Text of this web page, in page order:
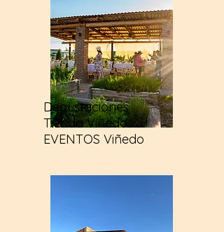
Degustaciones
Tienda Viñedo
EVENTOS Viñedo